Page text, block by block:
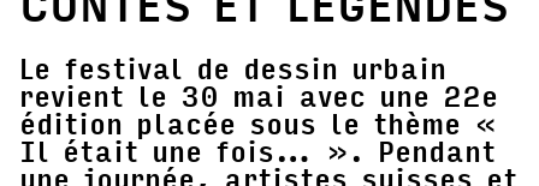
Le festival de dessin urbain
revient le 30 mai avec une 22e
édition placée sous le thème «
Il était une fois… ». Pendant